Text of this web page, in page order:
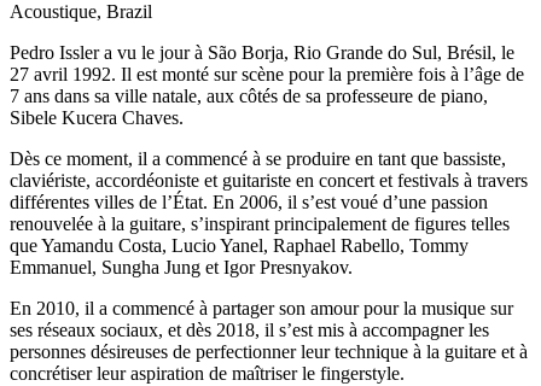
Acoustique, Brazil
Pedro Issler a vu le jour à São Borja, Rio Grande do Sul, Brésil, le
27 avril 1992. Il est monté sur scène pour la première fois à l’âge de
7 ans dans sa ville natale, aux côtés de sa professeure de piano,
Sibele Kucera Chaves.
Dès ce moment, il a commencé à se produire en tant que bassiste,
claviériste, accordéoniste et guitariste en concert et festivals à travers
différentes villes de l’État. En 2006, il s’est voué d’une passion
renouvelée à la guitare, s’inspirant principalement de figures telles
que Yamandu Costa, Lucio Yanel, Raphael Rabello, Tommy
Emmanuel, Sungha Jung et Igor Presnyakov.
En 2010, il a commencé à partager son amour pour la musique sur
ses réseaux sociaux, et dès 2018, il s’est mis à accompagner les
personnes désireuses de perfectionner leur technique à la guitare et à
concrétiser leur aspiration de maîtriser le fingerstyle.